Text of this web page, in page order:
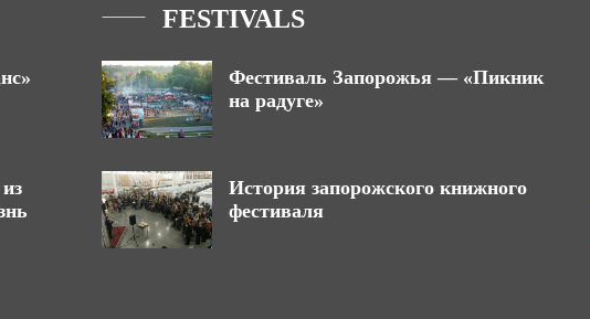
FESTIVALS
Фестиваль Запорожья — «Пикник
на радуге»
История запорожского книжного
фестиваля